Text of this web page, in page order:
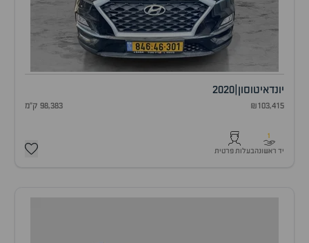
יונדאיטוסון 2020
₪103,415 98,383 ק"מ
1
יד ראשונהבעלות פרטית